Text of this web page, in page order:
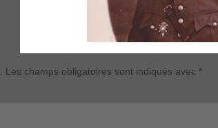
Les champs obligatoires sont indiqués avec *